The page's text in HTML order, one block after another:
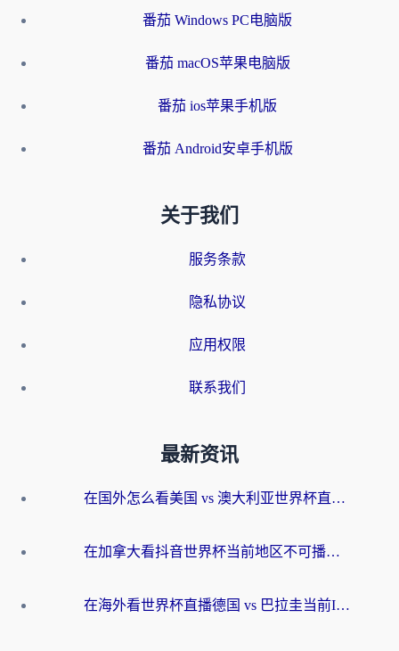
番茄 Windows PC电脑版
番茄 macOS苹果电脑版
番茄 ios苹果手机版
番茄 Android安卓手机版
关于我们
服务条款
隐私协议
应用权限
联系我们
最新资讯
在国外怎么看美国 vs 澳大利亚世界杯直播？海外党必藏的中文解说观赛指南
在加拿大看抖音世界杯当前地区不可播放？海外党体育观赛终极指南
在海外看世界杯直播德国 vs 巴拉圭当前IP受限制？这篇指南帮你轻松解决地区限制